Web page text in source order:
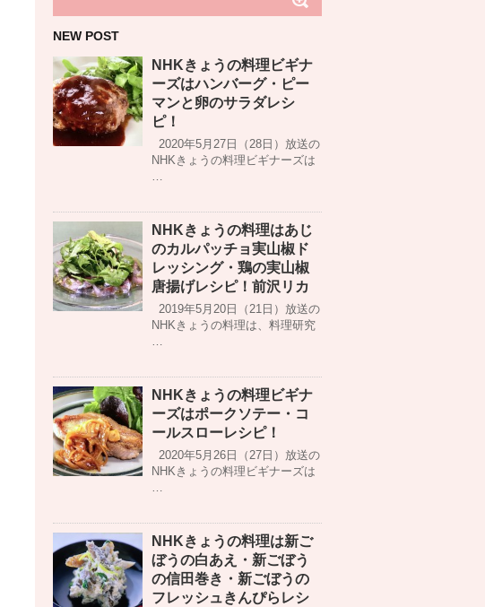
NEW POST
NHKきょうの料理ビギナ
ーズはハンバーグ・ピー
マンと卵のサラダレシ
ピ！
2020年5月27日（28日）放送の
NHKきょうの料理ビギナーズは
…
NHKきょうの料理はあじ
のカルパッチョ実山椒ド
レッシング・鶏の実山椒
唐揚げレシピ！前沢リカ
2019年5月20日（21日）放送の
NHKきょうの料理は、料理研究
…
NHKきょうの料理ビギナ
ーズはポークソテー・コ
ールスローレシピ！
2020年5月26日（27日）放送の
NHKきょうの料理ビギナーズは
…
NHKきょうの料理は新ご
ぼうの白あえ・新ごぼう
の信田巻き・新ごぼうの
フレッシュきんぴらレシ